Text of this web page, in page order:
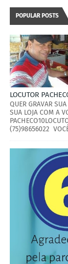
POPULAR POSTS
LOCUTOR
QUER GRAVAR
SUA LOJA COM A
(75)98656022